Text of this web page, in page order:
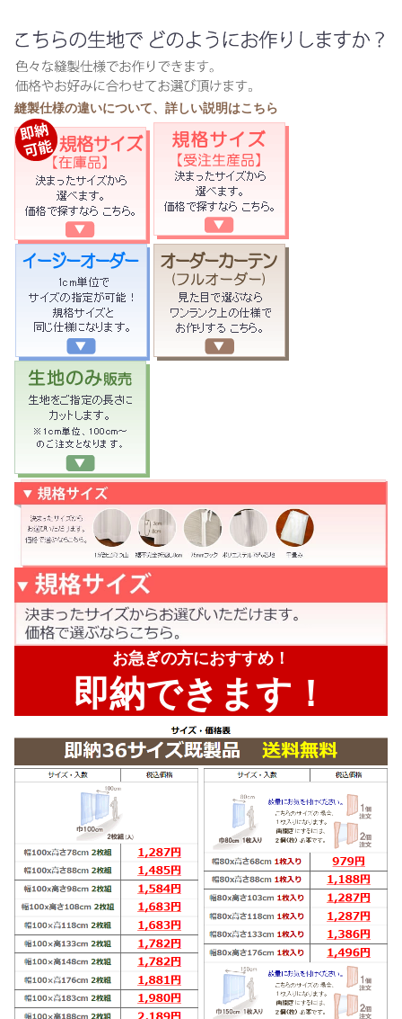
縫製仕様の違いについて、詳しい説明はこちら
お急ぎの方におすすめ！
即納できます！